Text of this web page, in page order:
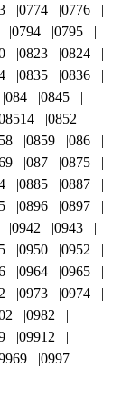
0774
0776
0794
0795
0823
0824
0835
0836
084
0845
0852
0859
086
087
0875
0885
0887
0896
0897
0942
0943
0950
0952
0964
0965
0973
0974
0982
09912
0997